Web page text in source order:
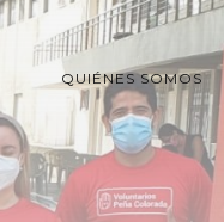
QUIÉNES SOMOS